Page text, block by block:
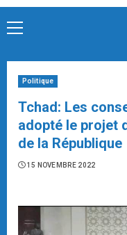
Primary
Politique
Tchad: Les
adopté le projet
de la République
15 NOVEMBRE 2022